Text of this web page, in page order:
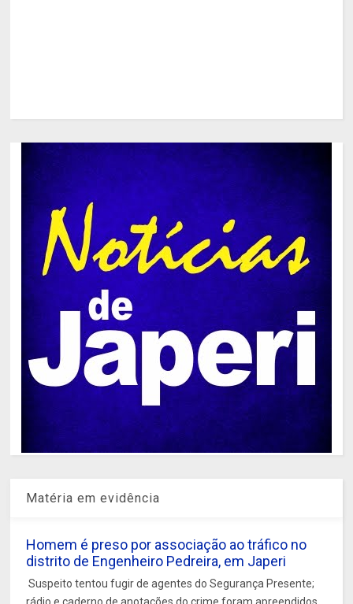
Matéria em evidência
Homem é preso por associação ao tráfico no
distrito de Engenheiro Pedreira, em Japeri
Suspeito tentou fugir de agentes do Segurança Presente;
rádio e caderno de anotações do crime foram apreendidos